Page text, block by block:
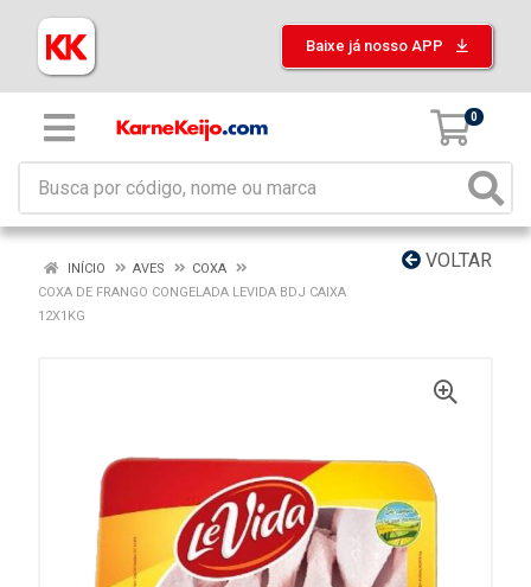
Baixe já nosso APP
0
VOLTAR
INÍCIO AVES
COXA
COXA DE FRANGO CONGELADA LEVIDA BDJ CAIXA
12X1KG